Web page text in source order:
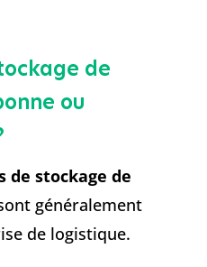
de
ou
de stockage de
généralement
de logistique.